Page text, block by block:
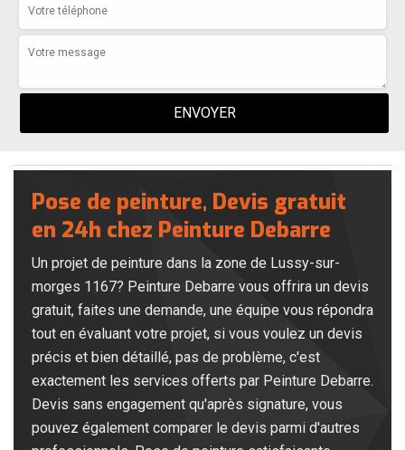
Pose de peinture, Devis gratuit
en 24h chez Peinture Debarre
Un projet de peinture dans la zone de Lussy-sur-
morges 1167? Peinture Debarre vous offrira un devis
gratuit, faites une demande, une équipe vous répondra
tout en évaluant votre projet, si vous voulez un devis
précis et bien détaillé, pas de problème, c'est
exactement les services offerts par Peinture Debarre.
Devis sans engagement qu'après signature, vous
pouvez également comparer le devis parmi d'autres